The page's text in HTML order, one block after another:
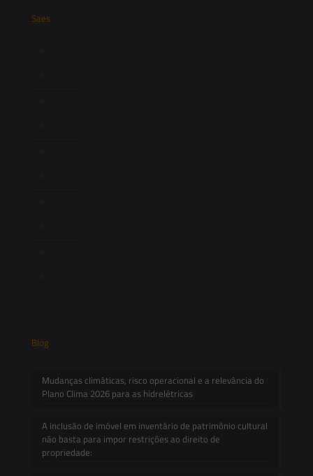
Saes
Blog
Mudanças climáticas, risco operacional e a relevância do
Plano Clima 2026 para as hidrelétricas
A inclusão de imóvel em inventário de patrimônio cultural
não basta para impor restrições ao direito de
propriedade: